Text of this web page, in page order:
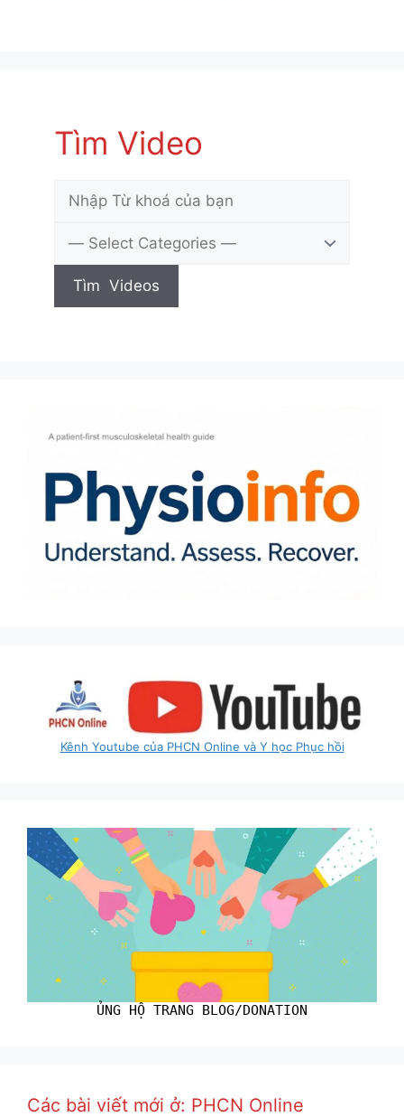
Tìm Video
Kênh Youtube của PHCN Online và Y học Phục hồi
ỦNG HỘ TRANG BLOG/DONATION
Các bài viết mới ở: PHCN Online